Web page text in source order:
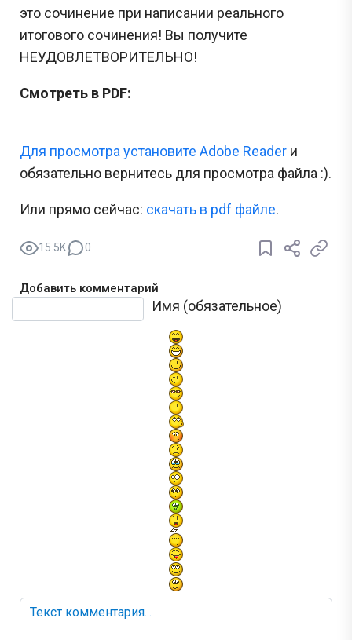
это сочинение при написании реального
итогового сочинения! Вы получите
НЕУДОВЛЕТВОРИТЕЛЬНО!
Смотреть в PDF:
Для просмотра установите Adobe Reader и
обязательно вернитесь для просмотра файла :).
Или прямо сейчас: cкачать в pdf файле.
15.5K 0
Добавить комментарий
Имя (обязательное)